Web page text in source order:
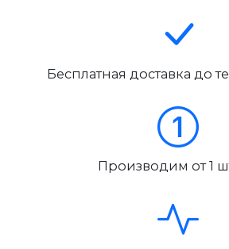
Бесплатная доставка до
Производим от 1